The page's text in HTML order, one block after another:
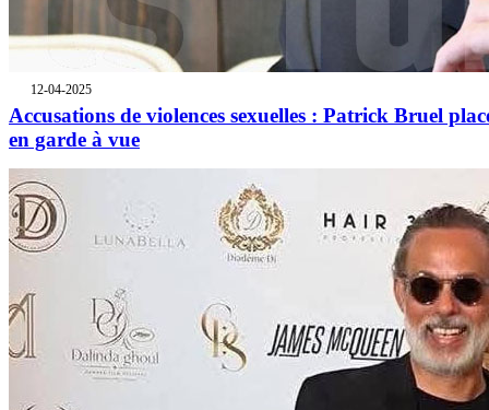
12-04-2025
Accusations de violences sexuelles : Patrick Bruel
en garde à vue